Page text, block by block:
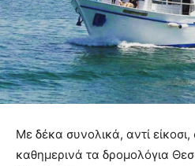
Με δέκα συνολικά, αντί
καθημερινά τα δρομολόγια